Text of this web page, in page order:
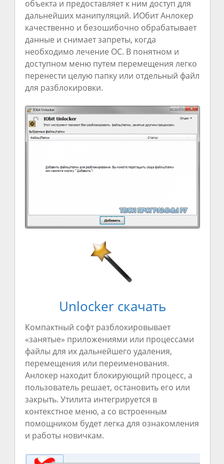
объекта и предоставляет к ним доступ для
дальнейших манипуляций. ИОбит Анлокер
качественно и безошибочно обрабатывает
данные и снимает запреты, когда
необходимо лечение ОС. В понятном и
доступном меню путем перемещения легко
перенести целую папку или отдельный файл
для разблокировки.
Unlocker скачать
Компактный софт разблокировывает
«занятые» приложениями или процессами
файлы для их дальнейшего удаления,
перемещения или переименования.
Анлокер находит блокирующий процесс, а
пользователь решает, остановить его или
закрыть. Утилита интегрируется в
контекстное меню, а со встроенным
помощником будет легка для ознакомления
и работы новичкам.